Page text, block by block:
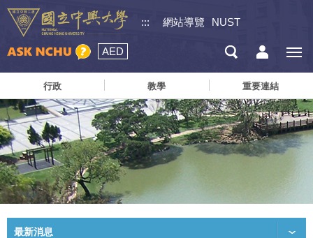
::: 網站導覽 NUST
AED
行政 教學 重要連結
最新消息